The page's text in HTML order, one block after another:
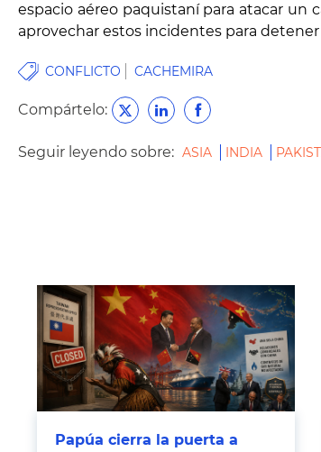
espacio aéreo paquistaní para atacar un
aprovechar estos incidentes para
CONFLICTO CACHEMIRA
Compártelo:
Seguir leyendo sobre: ASIA INDIA
Papúa cierra la puerta a